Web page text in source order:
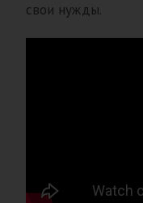
свои нужды.